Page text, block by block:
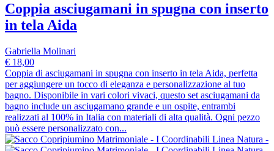
Coppia asciugamani in spugna con inserto
in tela Aida
Gabriella Molinari
€ 18,00
Coppia di asciugamani in spugna con inserto in tela Aida, perfetta
per aggiungere un tocco di eleganza e personalizzazione al tuo
bagno. Disponibile in vari colori vivaci, questo set asciugamani da
bagno include un asciugamano grande e un ospite, entrambi
realizzati al 100% in Italia con materiali di alta qualità. Ogni pezzo
può essere personalizzato con...